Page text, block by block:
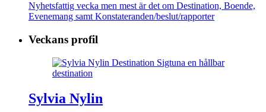
Nyhetsfattig vecka men mest är det om Destination, Boende,
Evenemang samt Konstateranden/beslut/rapporter
Veckans profil
Sylvia Nylin